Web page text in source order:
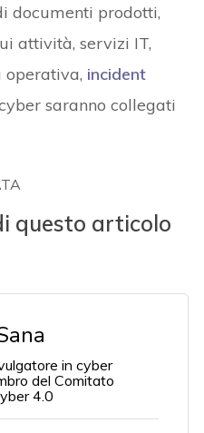
documenti prodotti,
attività, servizi IT,
operativa, incident
saranno collegati
questo articolo
in cyber
del Comitato
4.0